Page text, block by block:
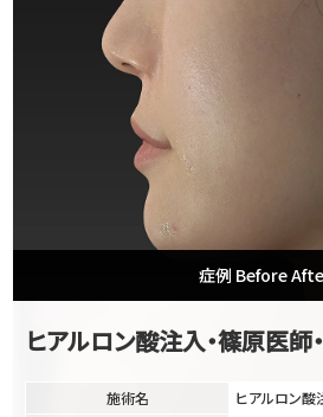
症例 Before
ヒアルロン酸注入・篠原医師
施術名
ヒアルロン酸